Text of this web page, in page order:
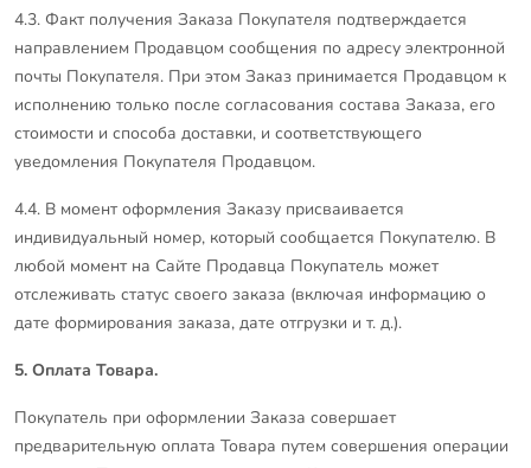
4.3. Факт получения Заказа Покупателя подтверждается
направлением Продавцом сообщения по адресу электронной
почты Покупателя. При этом Заказ принимается Продавцом к
исполнению только после согласования состава Заказа, его
стоимости и способа доставки, и соответствующего
уведомления Покупателя Продавцом.
4.4. В момент оформления Заказу присваивается
индивидуальный номер, который сообщается Покупателю. В
любой момент на Сайте Продавца Покупатель может
отслеживать статус своего заказа (включая информацию о
дате формирования заказа, дате отгрузки и т. д.).
5. Оплата Товара.
Покупатель при оформлении Заказа совершает
предварительную оплата Товара путем совершения операции